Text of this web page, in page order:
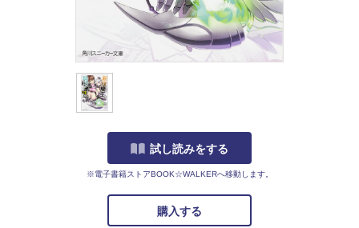
試し読みをする
※電子書籍ストアBOOK☆WALKERへ移動します。
購入する